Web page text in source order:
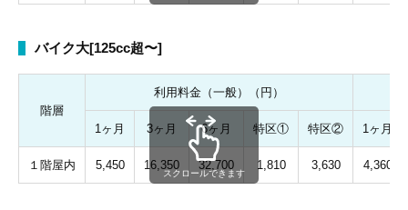
バイク大[125cc超〜]
階層
利用料金（一般）（円）
1ヶ月 3ヶ月 6ヶ月 特区① 特区② 1ヶ月
１階屋内 5,450 16,350 32,700 1,810 3,630 4,360
スクロールできます